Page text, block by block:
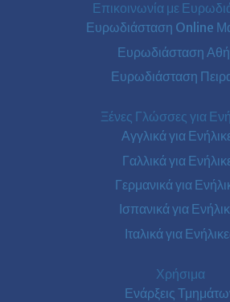
Επικοινωνία με
Ευρωδιάσταση Online
Ευρωδιάσταση
Ευρωδιάσταση
Ξένες Γλώσσες για
Αγγλικά για
Γαλλικά για
Γερμανικά για
Ισπανικά για
Ιταλικά για
Χρήσιμα
Ενάρξεις